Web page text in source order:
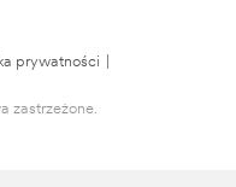
prywatności
zastrzeżone.